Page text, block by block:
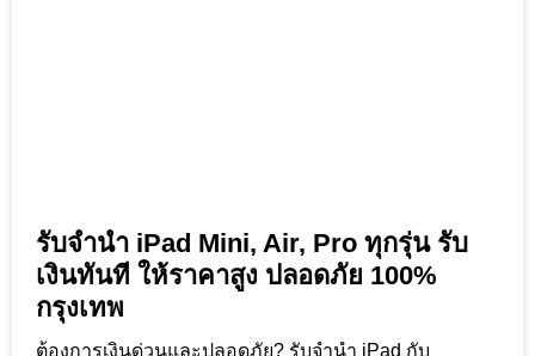
รับจำนำ iPad Mini, Air, Pro ทุกรุ่น รับ
เงินทันที ให้ราคาสูง ปลอดภัย 100%
กรุงเทพ
ต้องการเงินด่วนและปลอดภัย? รับจำนำ iPad กับ